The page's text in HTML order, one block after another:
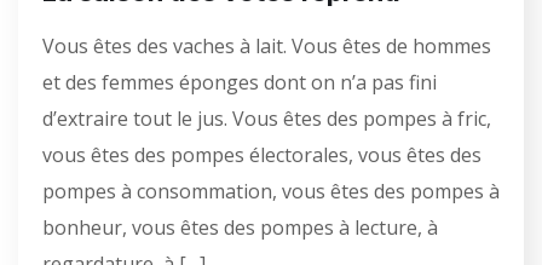
Vous êtes des vaches à lait. Vous êtes de hommes
et des femmes éponges dont on n’a pas fini
d’extraire tout le jus. Vous êtes des pompes à fric,
vous êtes des pompes électorales, vous êtes des
pompes à consommation, vous êtes des pompes à
bonheur, vous êtes des pompes à lecture, à